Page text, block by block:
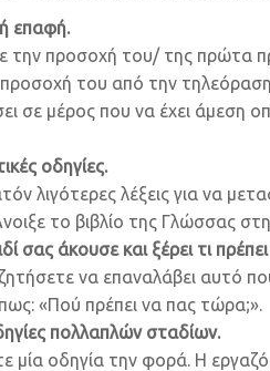
επαφή.
την προσοχή του/ της πρώτα
του από την
σε μέρος που να έχει άμεση
οδηγίες.
λιγότερες λέξεις για να
το βιβλίο της Γλώσσας
σας άκουσε και ξέρει τι
να επαναλάβει αυτό
«Πού πρέπει να πας τώρα;».
πολλαπλών σταδίων.
μία οδηγία την φορά. Η